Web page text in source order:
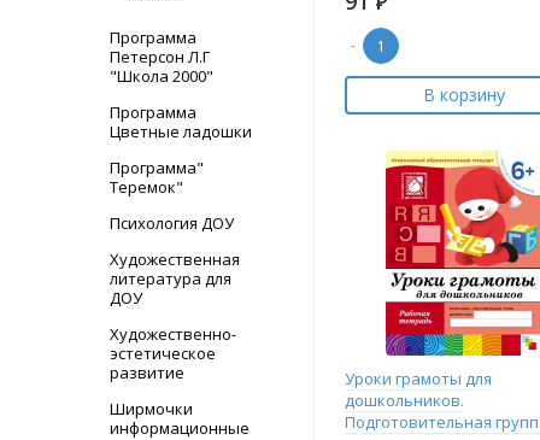
Программа
Петерсон Л.Г
"Школа 2000"
Программа
Цветные ладошки
Программа"
Теремок"
Психология ДОУ
Художественная
литература для
ДОУ
Художественно-
эстетическое
развитие
Ширмочки
информационные
-
В корзину
Уроки грамоты для
дошкольников.
Подготовительная